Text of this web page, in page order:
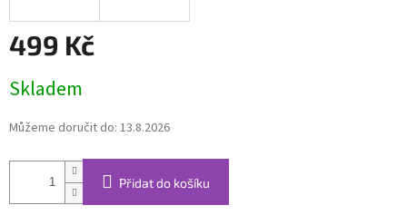
499 Kč
cena:
Skladem
Můžeme doručit do: 13.8.2026
Přidat do košíku